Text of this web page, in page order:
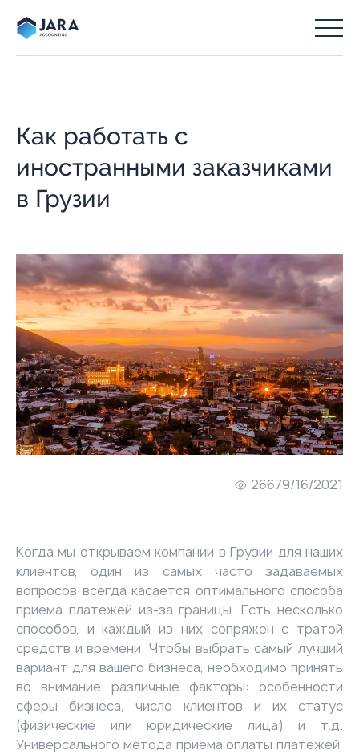
Как работать с
иностранными заказчиками
в Грузии
26679/16/2021
Когда мы открываем компании в Грузии для наших
клиентов, один из самых часто задаваемых
вопросов всегда касается оптимального способа
приема платежей из-за границы. Есть несколько
способов, и каждый из них сопряжен с тратой
средств и времени. Чтобы выбрать самый лучший
вариант для вашего бизнеса, необходимо принять
во внимание различные факторы: особенности
сферы бизнеса, число клиентов и их статус
(физические или юридические лица) и т.д.
Универсального метода приема оплаты платежей,